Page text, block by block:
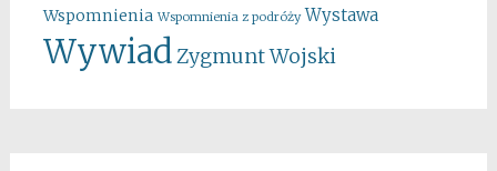
Wspomnienia Wspomnienia z podróży Wystawa
WywiadZygmunt Wojski